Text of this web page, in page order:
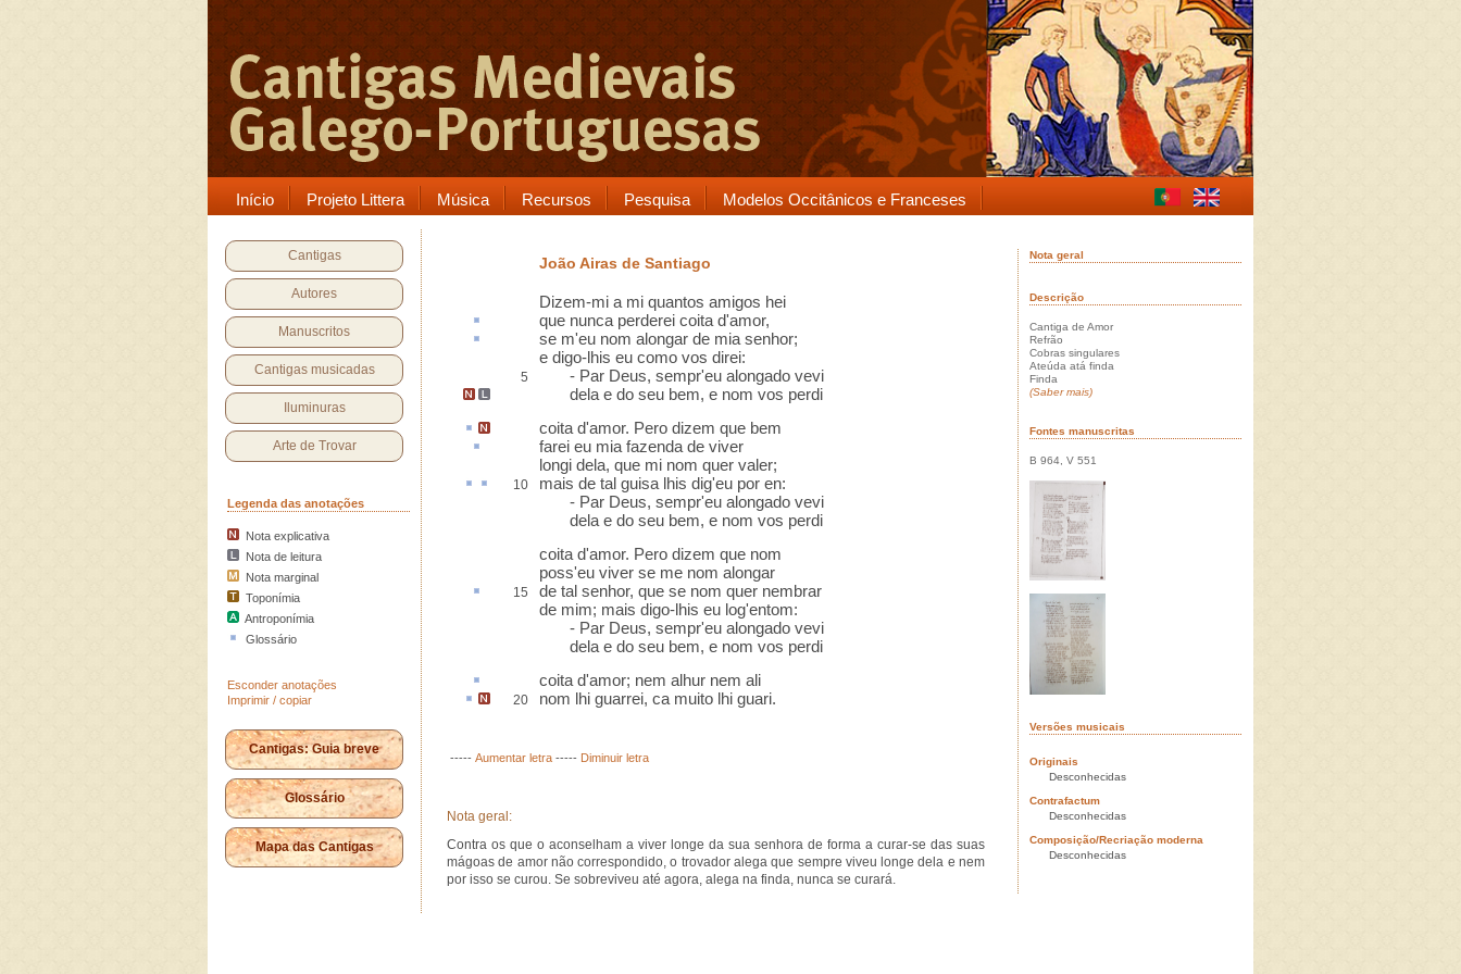
Início Projeto Littera Música Recursos Pesquisa Modelos Occitânicos e Franceses
Cantigas
Autores
Manuscritos
Cantigas musicadas
Iluminuras
Arte de Trovar
Legenda das anotações
Nota explicativa
Nota de leitura
Nota marginal
Toponímia
Antroponímia
Glossário
Esconder anotações
Imprimir / copiar
Cantigas: Guia breve
Glossário
Mapa das Cantigas
João Airas de Santiago
Dizem-mi a mi quantos amigos hei
que nunca perderei coita d'amor,
se m'eu nom alongar de mia senhor;
e digo-lhis eu como vos direi:
5
- Par Deus, sempr'eu alongado vevi
dela e do seu bem, e nom vos perdi
coita d'amor. Pero dizem que bem
farei eu mia fazenda de viver
longi dela, que mi nom quer valer;
10 mais de tal guisa lhis dig'eu por en:
- Par Deus, sempr'eu alongado vevi
dela e do seu bem, e nom vos perdi
coita d'amor. Pero dizem que nom
poss'eu viver se me nom alongar
15 de tal senhor, que se nom quer nembrar
de mim; mais digo-lhis eu log'entom:
- Par Deus, sempr'eu alongado vevi
dela e do seu bem, e nom vos perdi
coita d'amor; nem alhur nem ali
20 nom lhi guarrei, ca muito lhi guari.
----- Aumentar letra ----- Diminuir letra
Nota geral:
Contra os que o aconselham a viver longe da sua senhora de forma a curar-se das suas
mágoas de amor não correspondido, o trovador alega que sempre viveu longe dela e nem
por isso se curou. Se sobreviveu até agora, alega na finda, nunca se curará.
Nota geral
Descrição
Cantiga de Amor
Refrão
Cobras singulares
Ateúda atá finda
Finda
(Saber mais)
Fontes manuscritas
B 964, V 551
Versões musicais
Originais
Desconhecidas
Contrafactum
Desconhecidas
Composição/Recriação moderna
Desconhecidas